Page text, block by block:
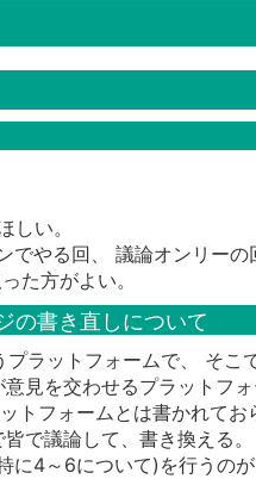
しい。
でやる回、 議論オンリー
た方がよい。
の書き直しについて
ラットフォームで、 そ
見を交わせるプラットフォ
トフォームとは書かれて
で議論して、書き換える。
に4～6について)を行うのが